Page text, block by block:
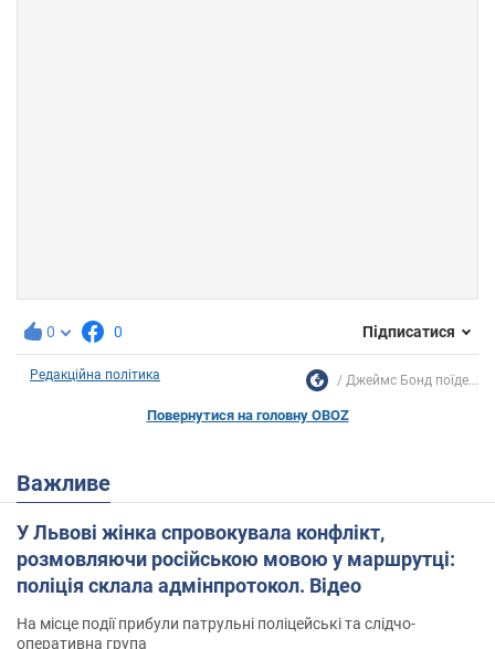
0 0 Підписатися
Редакційна політика Джеймс Бонд поїде...
Повернутися на головну OBOZ
Важливе
У Львові жінка спровокувала конфлікт,
розмовляючи російською мовою у маршрутці:
поліція склала адмінпротокол. Відео
На місце події прибули патрульні поліцейські та слідчо-
оперативна група